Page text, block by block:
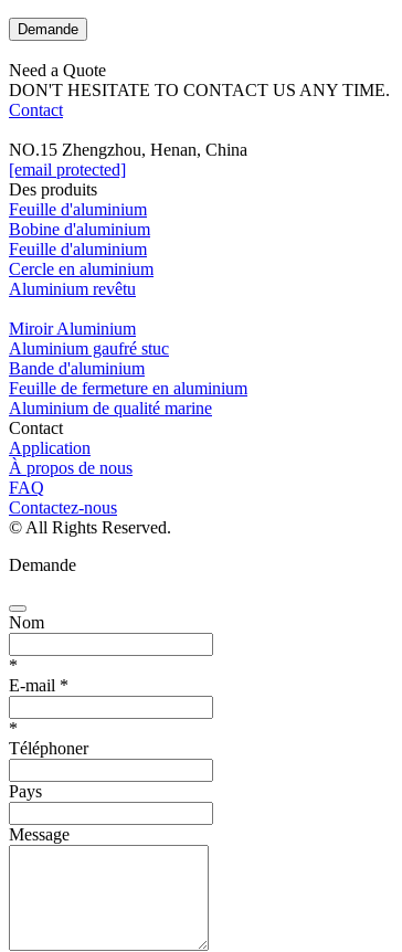
Demande
Need a Quote
DON'T HESITATE TO CONTACT US ANY TIME.
Contact
NO.15 Zhengzhou, Henan, China
[email protected]
Des produits
Feuille d'aluminium
Bobine d'aluminium
Feuille d'aluminium
Cercle en aluminium
Aluminium revêtu
Miroir Aluminium
Aluminium gaufré stuc
Bande d'aluminium
Feuille de fermeture en aluminium
Aluminium de qualité marine
Contact
Application
À propos de nous
FAQ
Contactez-nous
© All Rights Reserved.
Demande
Nom
*
E-mail *
*
Téléphoner
Pays
Message